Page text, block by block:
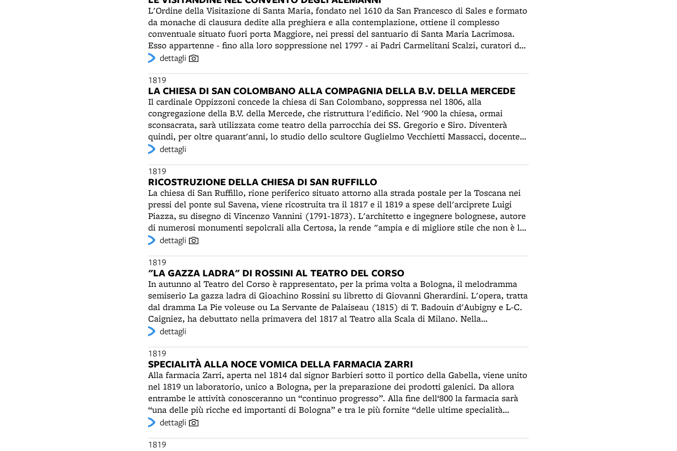
ripetitivo con l'aiuto di matrici, mettendo da parte il suo personalissimo stile. Dopo alcuni anni
la chiesa di San Paolo sarà di nuovo abbandonata e riconsacrata solo nel 1878, dopo altri lavori
di restauro.
L'Ordine della Visitazione di Santa Maria, fondato nel 1610 da San Francesco di Sales e formato
da monache di clausura dedite alla preghiera e alla contemplazione, ottiene il complesso
conventuale situato fuori porta Maggiore, nei pressi del santuario di Santa Maria Lacrimosa.
Esso appartenne - fino alla loro soppressione nel 1797 - ai Padri Carmelitani Scalzi, curatori del
santuario fatto erigere nel 1540 dal Senato bolognese e costruttori del lungo portico che lo
annessi, fu ceduta al Demanio dal card. Oppizzoni. Da allora il santuario di Santa Maria
Lacrimosa divenne sede parrocchiale. Il monastero della Visitazione verrà ampliato nel corso
del secolo. La cappella interna e il coro saranno realizzati a partire dal 1870. All’inizio del ‘900
le monache Visitandine saranno circa 60. Il complesso monastico avrà anche un'ampia sezione
per le novizie.
dettagli
1819
LA CHIESA DI SAN COLOMBANO ALLA COMPAGNIA DELLA B.V. DELLA MERCEDE
Il cardinale Oppizzoni concede la chiesa di San Colombano, soppressa nel 1806, alla
congregazione della B.V. della Mercede, che ristruttura l'edificio. Nel '900 la chiesa, ormai
sconsacrata, sarà utilizzata come teatro della parrocchia dei SS. Gregorio e Siro. Diventerà
quindi, per oltre quarant'anni, lo studio dello scultore Guglielmo Vecchietti Massacci, docente
dell'Accademia di Belle Arti. Nel 2005 sarà acquisita dalla Fondazione della Cassa di Risparmio
dettagli
1819
RICOSTRUZIONE DELLA CHIESA DI SAN RUFFILLO
La chiesa di San Ruffillo, rione periferico situato attorno alla strada postale per la Toscana nei
pressi del ponte sul Savena, viene ricostruita tra il 1817 e il 1819 a spese dell'arciprete Luigi
Piazza, su disegno di Vincenzo Vannini (1791-1873). L'architetto e ingegnere bolognese, autore
di numerosi monumenti sepolcrali alla Certosa, la rende "ampia e di migliore stile che non è la
facciata". Il sacro edificio, risalente al X secolo, era già stato completamente rinnovato nel 1618.
tardo barocco (1771). L'edificazione di un nuovo campanile sul lato sud occupò parecchi anni
tra il Sei e il Settecento. I lavori terminarono nel 1723, ma la guglia sarà posata solo nel 1903.
Nel corso della Seconda guerra mondiale la chiesa sarà bombardata e semidistrutta. La
ricostruzione sarà completata solo in occasione della Decennale del 1956.
dettagli
1819
"LA GAZZA LADRA" DI ROSSINI AL TEATRO DEL CORSO
In autunno al Teatro del Corso è rappresentato, per la prima volta a Bologna, il melodramma
semiserio La gazza ladra di Gioachino Rossini su libretto di Giovanni Gherardini. L'opera, tratta
dal dramma La Pie voleuse ou La Servante de Palaiseau (1815) di T. Badouin d'Aubigny e L-C.
Caigniez, ha debuttato nella primavera del 1817 al Teatro alla Scala di Milano. Nella
rappresentazione bolognese, promossa dall'impresario Redi, figura tra i cantanti il contralto
dettagli
1819
SPECIALITÀ ALLA NOCE VOMICA DELLA FARMACIA ZARRI
Alla farmacia Zarri, aperta nel 1814 dal signor Barbieri sotto il portico della Gabella, viene unito
nel 1819 un laboratorio, unico a Bologna, per la preparazione dei prodotti galenici. Da allora
entrambe le attività conosceranno un “continuo progresso”. Alla fine dell‘800 la farmacia sarà
“una delle più ricche ed importanti di Bologna” e tra le più fornite “delle ultime specialità
medicinali e dei più recenti presidii chirurgici”. Per la sua posizione centrale sarà frequentata
vicino al teatro comunale, saranno prodotte diverse “specialità rinomatissime”, tra le quali la
dettagli
1819